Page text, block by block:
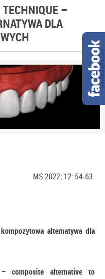
–
DLA
MS 2022; 12: 54-63.
alternatywa dla
composite alternative to